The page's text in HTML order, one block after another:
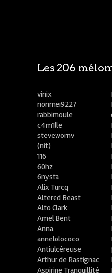
Les 206
vinix
nonmei9227
rabbimoule
c4m1lle
stevewornv
(nit)
116
60hz
6nysta
Alix Turcq
Altered Beast
Alto Clark
Amel Bent
Anna
annelolococo
Antiulcéreuse
Arthur de Rastignac
Aspirine Tranquillité